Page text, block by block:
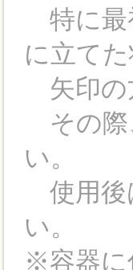
特に最
に立て
矢印の
その際
い。
使用後
い。
※容器に